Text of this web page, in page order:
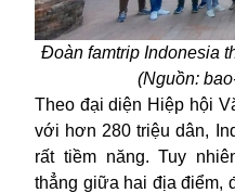
Đoàn famtrip Indonesia
(Nguồn:
Theo đại diện Hiệp hội
với hơn 280 triệu dân,
rất tiềm năng. Tuy
thẳng giữa hai địa điểm,